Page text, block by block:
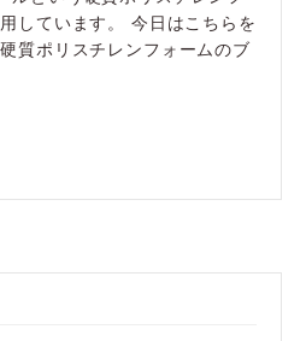
しています。 今日はこちらを
質ポリスチレンフォームのブ